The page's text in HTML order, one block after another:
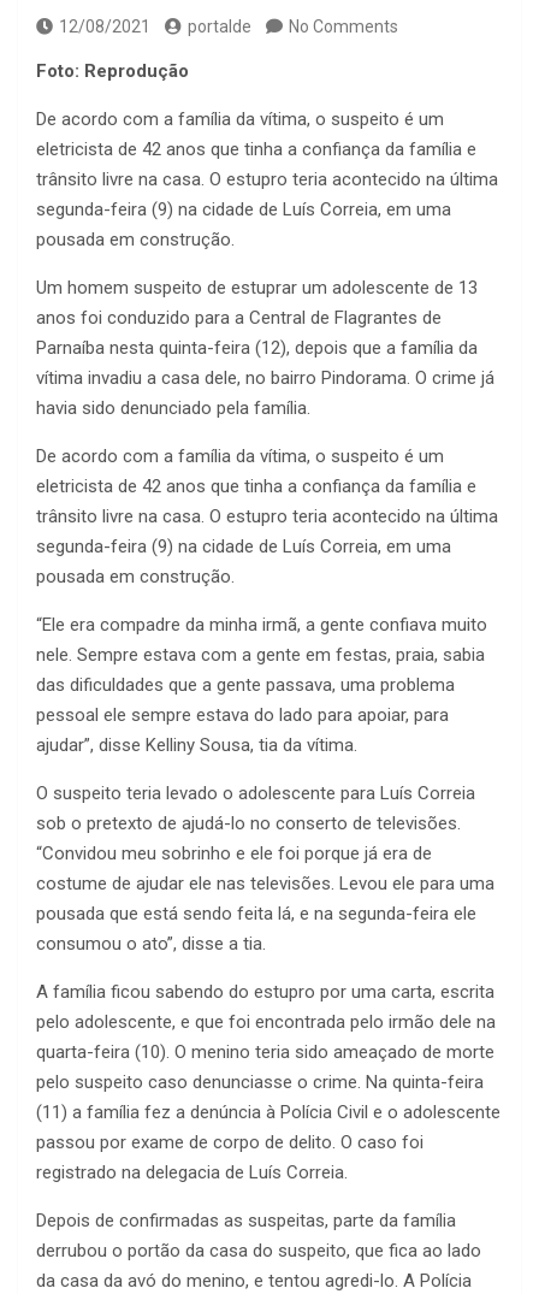
12/08/2021 portalde No Comments
Foto: Reprodução
De acordo com a família da vítima, o suspeito é um
eletricista de 42 anos que tinha a confiança da família e
trânsito livre na casa. O estupro teria acontecido na última
segunda-feira (9) na cidade de Luís Correia, em uma
pousada em construção.
Um homem suspeito de estuprar um adolescente de 13
anos foi conduzido para a Central de Flagrantes de
Parnaíba nesta quinta-feira (12), depois que a família da
vítima invadiu a casa dele, no bairro Pindorama. O crime já
havia sido denunciado pela família.
De acordo com a família da vítima, o suspeito é um
eletricista de 42 anos que tinha a confiança da família e
trânsito livre na casa. O estupro teria acontecido na última
segunda-feira (9) na cidade de Luís Correia, em uma
pousada em construção.
“Ele era compadre da minha irmã, a gente confiava muito
nele. Sempre estava com a gente em festas, praia, sabia
das dificuldades que a gente passava, uma problema
pessoal ele sempre estava do lado para apoiar, para
ajudar”, disse Kelliny Sousa, tia da vítima.
O suspeito teria levado o adolescente para Luís Correia
sob o pretexto de ajudá-lo no conserto de televisões.
“Convidou meu sobrinho e ele foi porque já era de
costume de ajudar ele nas televisões. Levou ele para uma
pousada que está sendo feita lá, e na segunda-feira ele
consumou o ato”, disse a tia.
A família ficou sabendo do estupro por uma carta, escrita
pelo adolescente, e que foi encontrada pelo irmão dele na
quarta-feira (10). O menino teria sido ameaçado de morte
pelo suspeito caso denunciasse o crime. Na quinta-feira
(11) a família fez a denúncia à Polícia Civil e o adolescente
passou por exame de corpo de delito. O caso foi
registrado na delegacia de Luís Correia.
Depois de confirmadas as suspeitas, parte da família
derrubou o portão da casa do suspeito, que fica ao lado
da casa da avó do menino, e tentou agredi-lo. A Polícia